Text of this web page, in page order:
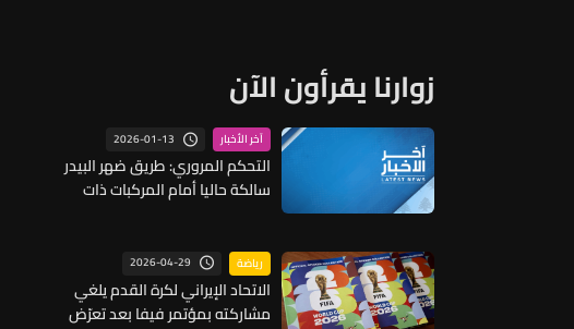
زوارنا يقرأون الآن
آخر الأخبار 2026-01-13
التحكم المروري: طريق ضهر البيدر
سالكة حاليا أمام المركبات ذات
رياضة 2026-04-29
الاتحاد الإيراني لكرة القدم يلغي
مشاركته بمؤتمر فيفا بعد تعرّض